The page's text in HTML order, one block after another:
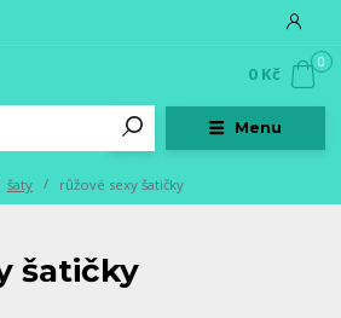
Menu
0
0 Kč
šaty růžové sexy šatičky
šatičky